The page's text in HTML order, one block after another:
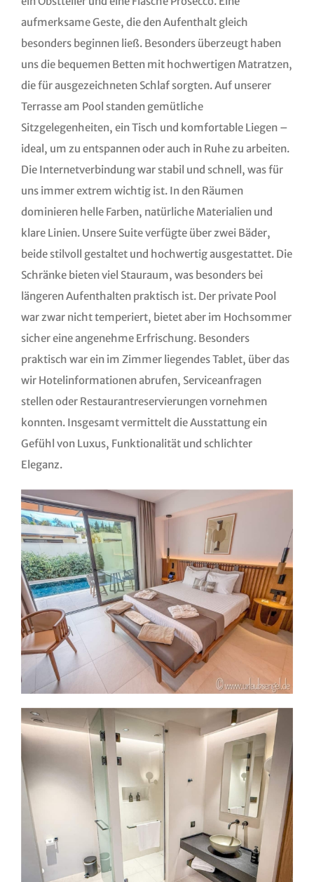
aufmerksame Geste, die den Aufenthalt gleich
besonders beginnen ließ. Besonders überzeugt haben
uns die bequemen Betten mit hochwertigen Matratzen,
die für ausgezeichneten Schlaf sorgten. Auf unserer
Terrasse am Pool standen gemütliche
Sitzgelegenheiten, ein Tisch und komfortable Liegen –
ideal, um zu entspannen oder auch in Ruhe zu arbeiten.
Die Internetverbindung war stabil und schnell, was für
uns immer extrem wichtig ist. In den Räumen
dominieren helle Farben, natürliche Materialien und
klare Linien. Unsere Suite verfügte über zwei Bäder,
beide stilvoll gestaltet und hochwertig ausgestattet. Die
Schränke bieten viel Stauraum, was besonders bei
längeren Aufenthalten praktisch ist. Der private Pool
war zwar nicht temperiert, bietet aber im Hochsommer
sicher eine angenehme Erfrischung. Besonders
praktisch war ein im Zimmer liegendes Tablet, über das
wir Hotelinformationen abrufen, Serviceanfragen
stellen oder Restaurantreservierungen vornehmen
konnten. Insgesamt vermittelt die Ausstattung ein
Gefühl von Luxus, Funktionalität und schlichter
Eleganz.